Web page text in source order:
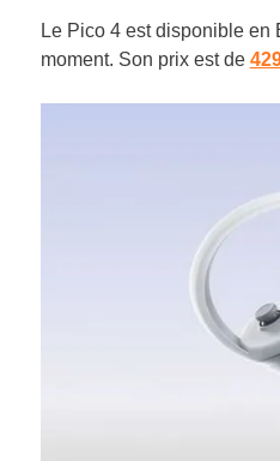
Le Pico 4 est disponible en
moment. Son prix est de